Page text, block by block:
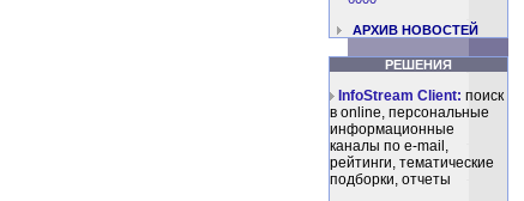
АРХИВ НОВОСТЕЙ
РЕШЕНИЯ
InfoStream Client: поиск
в online, персональные
информационные
каналы по e-mail,
рейтинги, тематические
подборки, отчеты